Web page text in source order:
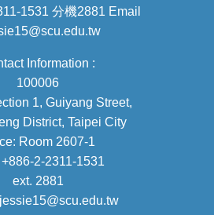
1531 分機2881 Email
Information :
100006
1, Guiyang Street,
District, Taipei City
Room 2607-1
2-2311-1531
ext. 2881